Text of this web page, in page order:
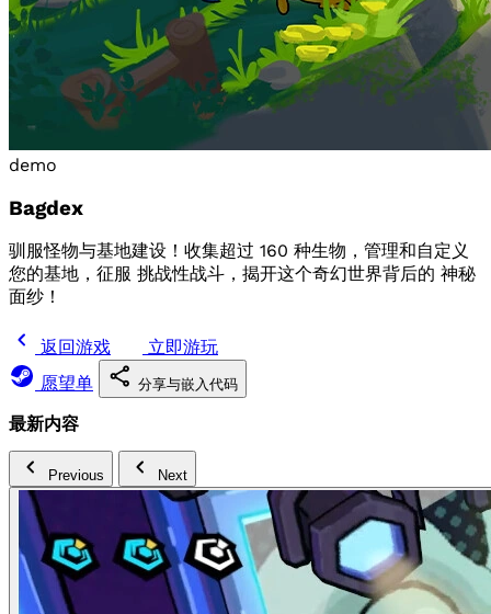
demo
Bagdex
驯服怪物与基地建设！收集超过 160 种生物，管理和自定义
您的基地，征服 挑战性战斗，揭开这个奇幻世界背后的 神秘
面纱！
返回游戏
立即游玩
愿望单
分享与嵌入代码
最新内容
Previous Next